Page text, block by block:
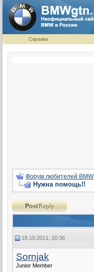
Справка
Форум любителей BMW
Нужна помощь!!
18.10.2011, 20:36
Sornjak
Junior Member